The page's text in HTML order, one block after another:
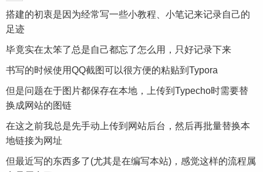
搭建的初衷是因为经常写一些小教程、小笔记来记录自己的
足迹
毕竟实在太笨了总是自己都忘了怎么用，只好记录下来
书写的时候使用QQ截图可以很方便的粘贴到Typora
但是问题在于图片都保存在本地，上传到Typecho时需要替
换成网站的图链
在这之前我总是先手动上传到网站后台，然后再批量替换本
地链接为网址
但最近写的东西多了(尤其是在编写本站)，感觉这样的流程属